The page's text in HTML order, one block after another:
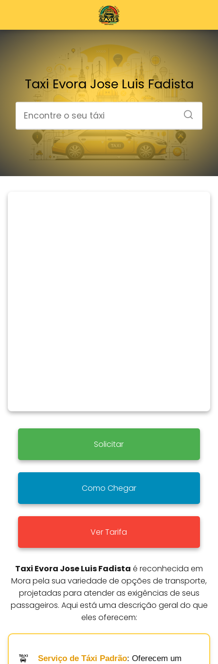
Taxi Evora Jose Luis Fadista
Solicitar
Como Chegar
Ver Tarifa
Taxi Evora Jose Luis Fadista é reconhecida em
Mora pela sua variedade de opções de transporte,
projetadas para atender as exigências de seus
passageiros. Aqui está uma descrição geral do que
eles oferecem:
Serviço de Táxi Padrão: Oferecem um